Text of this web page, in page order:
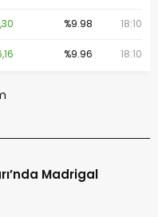
%9.98 18:10
%9.96 18:10
Madrigal